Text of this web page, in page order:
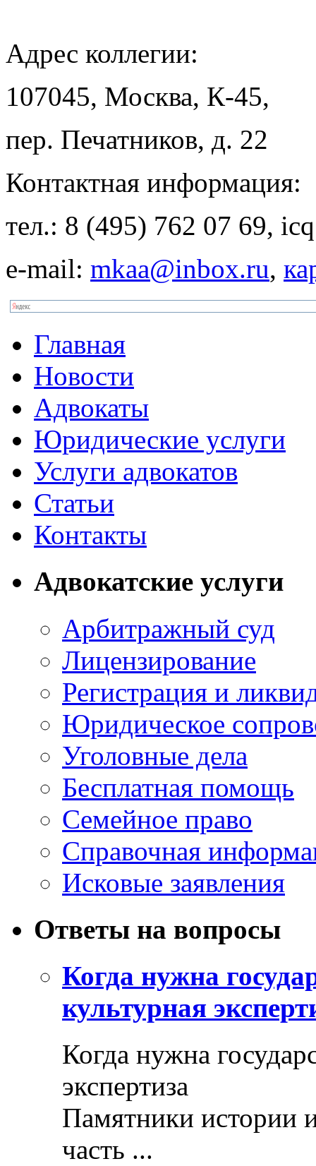
Адрес коллегии:
107045, Москва, К-45,
пер. Печатников, д. 22
Контактная информация:
тел.: 8 (495) 762 07 69,
e-mail: mkaa@inbox.ru,
Главная
Новости
Адвокаты
Юридические услуги
Услуги адвокатов
Статьи
Контакты
Адвокатские услуги
Арбитражный суд
Лицензирование
Регистрация и
Юридическое
Уголовные дела
Бесплатная помощь
Семейное право
Справочная
Исковые заявления
Ответы на вопросы
Когда нужна
культурная
Когда нужна
экспертиза
Памятники истории
часть ...